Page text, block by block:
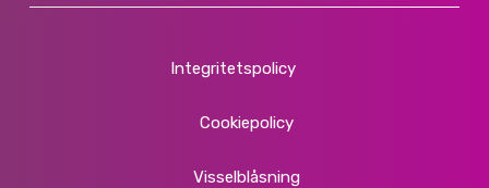
Integritetspolicy
Cookiepolicy
Visselblåsning